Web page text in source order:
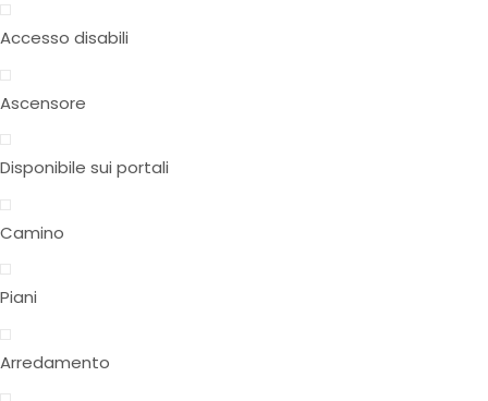
Accesso disabili
Ascensore
Disponibile sui portali
Camino
Piani
Arredamento